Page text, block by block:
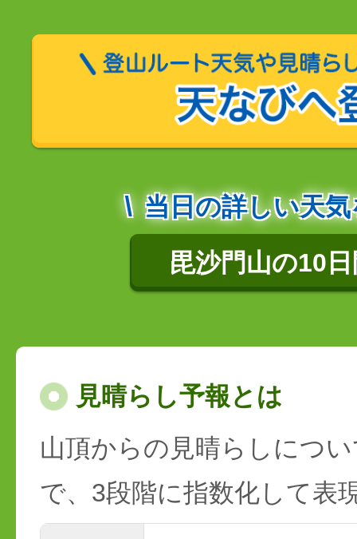
当日の詳しい天
毘沙門山の10
見晴らし予報とは
山頂からの見晴らしにつ
で、3段階に指数化して表